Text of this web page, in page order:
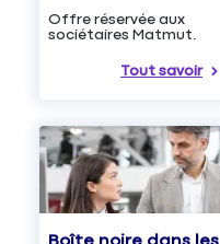
Offre réservée aux
sociétaires Matmut.
Tout savoir